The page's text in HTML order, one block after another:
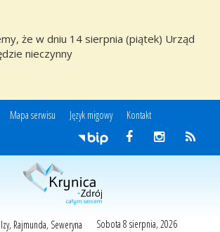
że w dniu 14 sierpnia (piątek) Urząd
nieczynny
Mapa serwisu Język migowy
Kontakt
Uzdrowiskowa Krynica-Zdrój
Rajmunda, Seweryna Sobota 8 sierpnia, 2026